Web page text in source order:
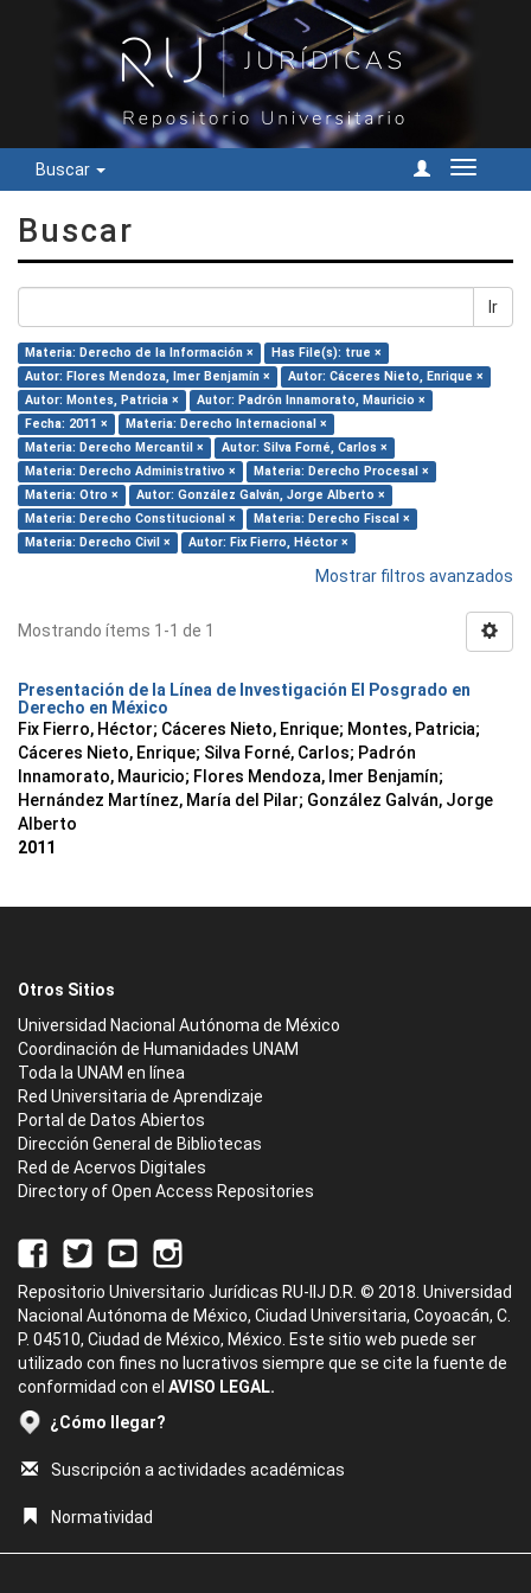
Buscar
Cambiar
Buscar
Ir
Materia: Derecho de la Información ×
Has File(s): true ×
Autor: Flores Mendoza, Imer Benjamín ×
Autor: Cáceres Nieto, Enrique ×
Autor: Montes, Patricia ×
Autor: Padrón Innamorato, Mauricio ×
Fecha: 2011 ×
Materia: Derecho Internacional ×
Materia: Derecho Mercantil ×
Autor: Silva Forné, Carlos ×
Materia: Derecho Administrativo ×
Materia: Derecho Procesal ×
Materia: Otro ×
Autor: González Galván, Jorge Alberto ×
Materia: Derecho Constitucional ×
Materia: Derecho Fiscal ×
Materia: Derecho Civil ×
Autor: Fix Fierro, Héctor ×
Mostrar filtros avanzados
Mostrando ítems 1-1 de 1
Presentación de la Línea de Investigación El Posgrado en
Derecho en México
Fix Fierro, Héctor; Cáceres Nieto, Enrique; Montes, Patricia;
Cáceres Nieto, Enrique; Silva Forné, Carlos; Padrón
Innamorato, Mauricio; Flores Mendoza, Imer Benjamín;
Hernández Martínez, María del Pilar; González Galván, Jorge
Alberto
2011
Otros Sitios
Universidad Nacional Autónoma de México
Coordinación de Humanidades UNAM
Toda la UNAM en línea
Red Universitaria de Aprendizaje
Portal de Datos Abiertos
Dirección General de Bibliotecas
Red de Acervos Digitales
Directory of Open Access Repositories
Repositorio Universitario Jurídicas RU-IIJ D.R. © 2018. Universidad
Nacional Autónoma de México, Ciudad Universitaria, Coyoacán, C.
P. 04510, Ciudad de México, México. Este sitio web puede ser
utilizado con fines no lucrativos siempre que se cite la fuente de
conformidad con el AVISO LEGAL.
¿Cómo llegar?
Suscripción a actividades académicas
Normatividad